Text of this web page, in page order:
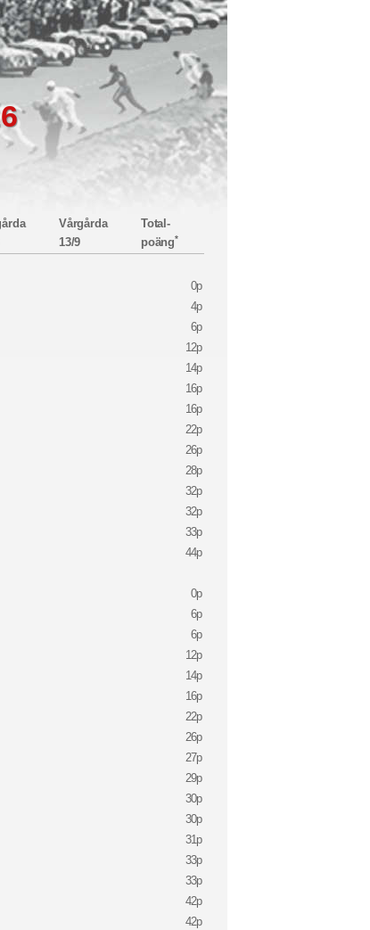
Vårgårda
13/9
Total-
poäng*
0p
4p
6p
12p
14p
16p
16p
22p
26p
28p
32p
32p
33p
44p
0p
6p
6p
12p
14p
16p
22p
26p
27p
29p
30p
30p
31p
33p
33p
42p
42p